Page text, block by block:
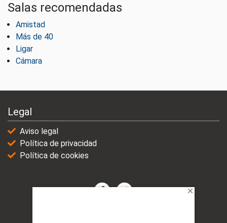
Salas recomendadas
Amistad
Más de 40
Ligar
Cámara
Legal
Aviso legal
Política de privacidad
Política de cookies